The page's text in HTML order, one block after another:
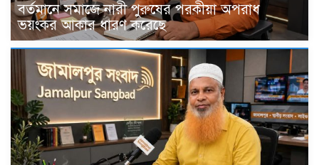
বর্তমানে সমাজে নারী পুরুষের পরকীয়া অপরাধ
ভয়ংকর আকার ধারণ করেছে